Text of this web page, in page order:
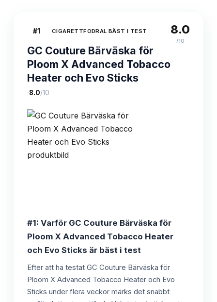
#1 CIGARETTFODRAL BÄST I TEST
GC Couture Bärväska för
Ploom X Advanced Tobacco
Heater och Evo Sticks
·8.0/10
8.0
/10
#1: Varför GC Couture Bärväska för
Ploom X Advanced Tobacco Heater
och Evo Sticks är bäst i test
Efter att ha testat GC Couture Bärväska för
Ploom X Advanced Tobacco Heater och Evo
Sticks under flera veckor märks det snabbt